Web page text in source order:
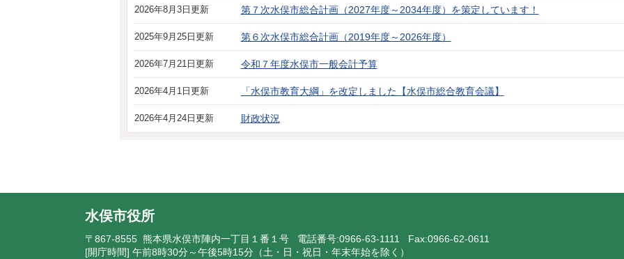
2026年8月3日更新 第７次水俣市総合計画（2027年度～2034年度）を策定しています！
2025年9月25日更新 第６次水俣市総合計画（2019年度～2026年度）
2026年7月21日更新 令和７年度水俣市一般会計予算
2026年4月1日更新 「水俣市教育大綱」を改定しました【水俣市総合教育会議】
2026年4月24日更新 財政状況
水俣市役所
〒867-8555 熊本県水俣市陣内一丁目１番１号 電話番号:0966-63-1111
Fax:0966-62-0611
[開庁時間] 午前8時30分～午後5時15分（土・日・祝日・年末年始を除く）